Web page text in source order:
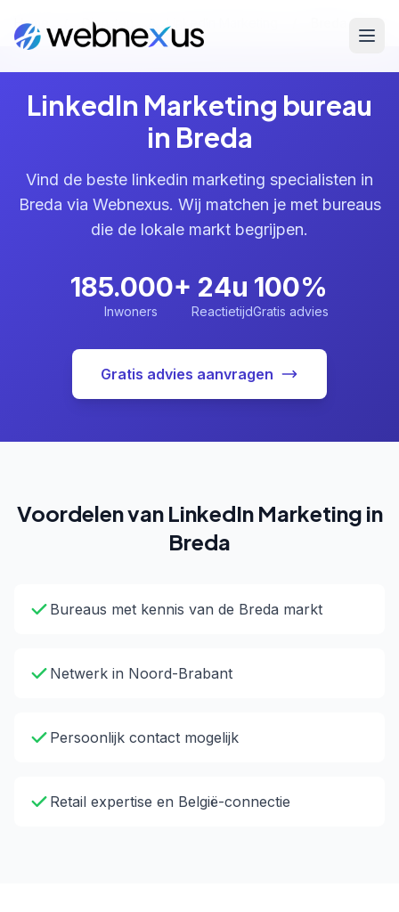
Home Diensten LinkedIn Marketing
LinkedIn Marketing bureau
in Breda
Vind de beste linkedin marketing specialisten in
Breda via Webnexus. Wij matchen je met bureaus
die de lokale markt begrijpen.
185.000+
Inwoners
24u
Reactietijd
100%
Gratis advies
Gratis advies aanvragen
Voordelen van LinkedIn Marketing in
Breda
Bureaus met kennis van de Breda markt
Netwerk in Noord-Brabant
Persoonlijk contact mogelijk
Retail expertise en België-connectie